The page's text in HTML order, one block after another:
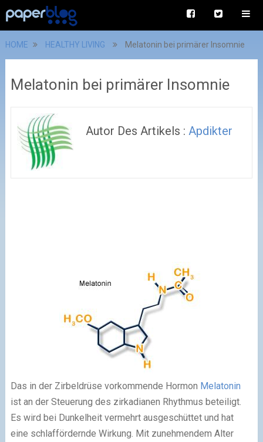
HOME HEALTHY LIVING Melatonin bei primärer Insomnie
Melatonin bei primärer Insomnie
Autor Des Artikels :Apdikter
Das in der Zirbeldrüse vorkommende Hormon Melatonin
ist an der Steuerung des zirkadianen Rhythmus beteiligt.
Es wird bei Dunkelheit vermehrt ausgeschüttet und hat
eine schlaffördernde Wirkung. Mit zunehmendem Alter